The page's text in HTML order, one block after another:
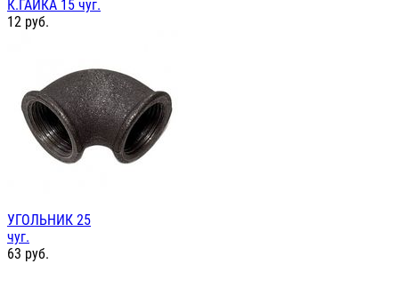
К.ГАЙКА 15 чуг.
12 руб.
УГОЛЬНИК 25
чуг.
63 руб.